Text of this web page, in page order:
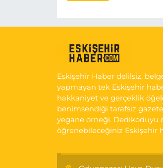
Eskişehir Haber delilsiz,
yapmayan tek Eskişehir
hakkaniyet ve gerçeklik
benimsendiği tarafsız
yegane örneği. Dedikoduyu
öğrenebileceğiniz Eskişehir